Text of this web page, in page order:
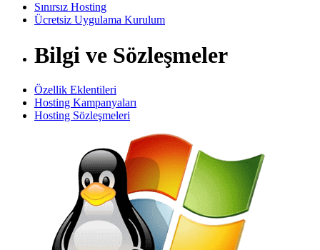
Sınırsız Hosting
Ücretsiz Uygulama Kurulum
Bilgi ve Sözleşmeler
Özellik Eklentileri
Hosting Kampanyaları
Hosting Sözleşmeleri